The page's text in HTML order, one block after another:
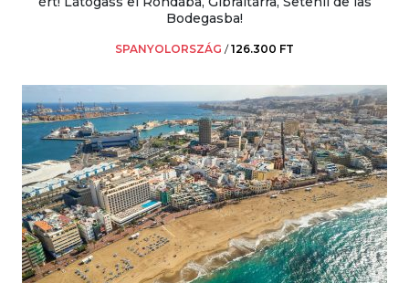
Bodegasba!
SPANYOLORSZÁG /126.300 FT